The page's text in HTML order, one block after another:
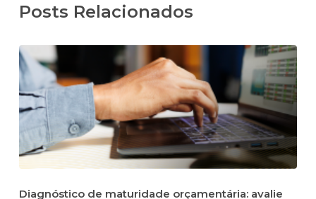
Posts Relacionados
Diagnóstico de maturidade orçamentária: avalie